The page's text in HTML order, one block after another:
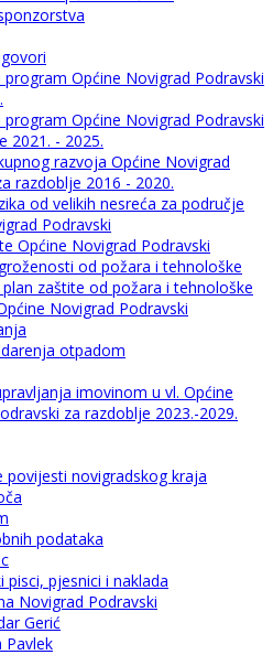
program Općine Novigrad Podravski
program Općine Novigrad Podravski
2021. - 2025.
razvoja Općine Novigrad
razdoblje 2016 - 2020.
od velikih nesreća za područje
Podravski
Općine Novigrad Podravski
od požara i tehnološke
zaštite od požara i tehnološke
Novigrad Podravski
otpadom
imovinom u vl. Općine
za razdoblje 2023.-2029.
povijesti novigradskog kraja
podataka
pisci, pjesnici i naklada
Novigrad Podravski
Gerić
Pavlek